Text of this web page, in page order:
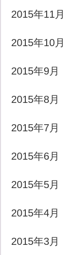
2015年11月
2015年10月
2015年9月
2015年8月
2015年7月
2015年6月
2015年5月
2015年4月
2015年3月